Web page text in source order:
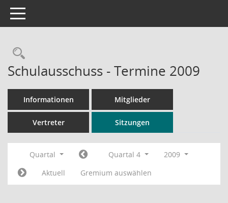
Toggle navigation
Rechercheauswahl
Schulausschuss - Termine 2009
Informationen Mitglieder
Vertreter Sitzungen
Quartal Quartal 4
2009
Aktuell
Gremium auswählen